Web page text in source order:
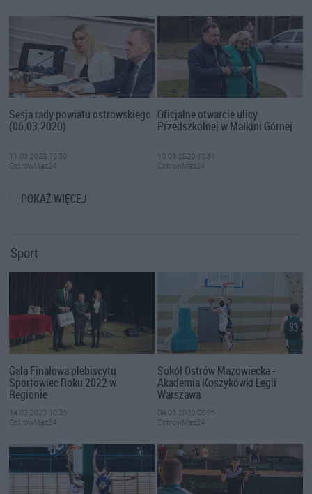
Sesja rady powiatu ostrowskiego
(06.03.2020)
11.03.2020 15:50
OstrowMaz24
Oficjalne otwarcie ulicy
Przedszkolnej w Małkini Górnej
10.03.2020 15:31
OstrowMaz24
POKAŻ WIĘCEJ
Sport
Gala Finałowa plebiscytu
Sportowiec Roku 2022 w
Regionie
14.03.2023 10:35
OstrowMaz24
Sokół Ostrów Mazowiecka -
Akademia Koszykówki Legii
Warszawa
04.03.2020 08:26
OstrowMaz24